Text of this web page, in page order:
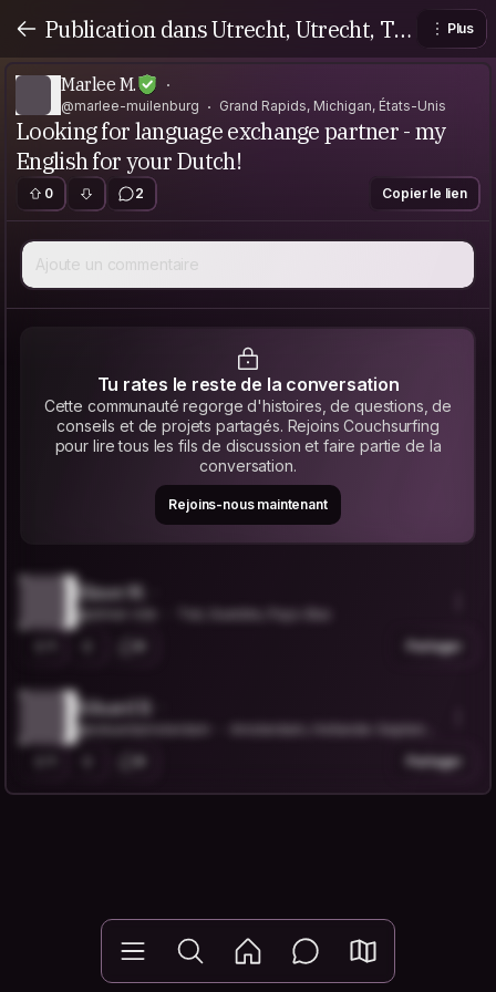
Publication dans Utrecht, Utrecht, Th
e Netherlands
Plus
Marlee M.
@marlee-muilenburg Grand Rapids, Michigan, États-Unis
Looking for language exchange partner - my
English for your Dutch!
0 2 Copier le lien
Ajoute un commentaire
Tu rates le reste de la conversation
Cette communauté regorge d'histoires, de questions, de
conseils et de projets partagés. Rejoins Couchsurfing
pour lire tous les fils de discussion et faire partie de la
conversation.
Rejoins-nous maintenant
Elmer M.
@elmer-mik
Tiel, Gueldre, Pays-Bas
Partager
Eduard B.
@eduardamsterdam
Amsterdam, Hollande-Septentri
onale, Pays-Bas
Partager